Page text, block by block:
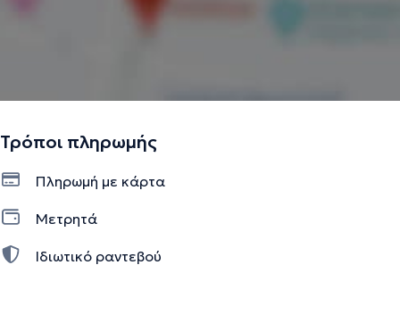
Τρόποι πληρωμής
Πληρωμή με κάρτα
Μετρητά
Ιδιωτικό ραντεβού